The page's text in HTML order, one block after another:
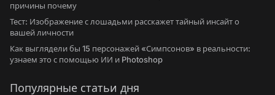
причины почему
Тест: Изображение с лошадьми расскажет тайный инсайт о
вашей личности
Как выглядели бы 15 персонажей «Симпсонов» в реальности:
узнаем это с помощью ИИ и Photoshop
Популярные статьи дня